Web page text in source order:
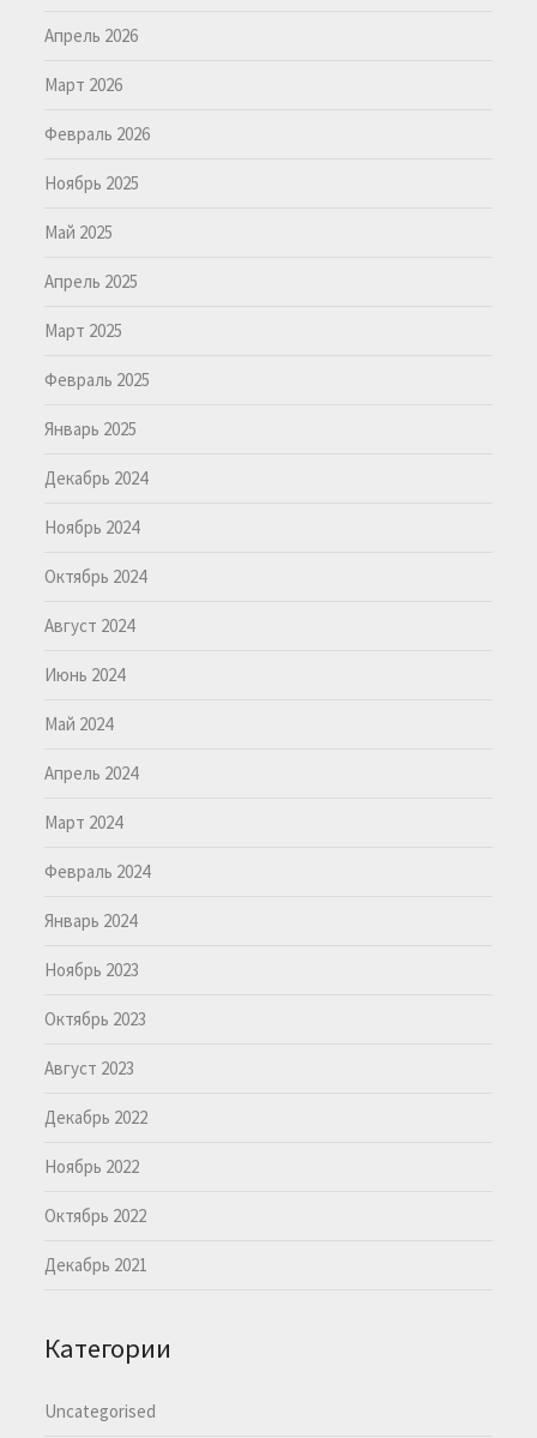
Апрель 2026
Март 2026
Февраль 2026
Ноябрь 2025
Май 2025
Апрель 2025
Март 2025
Февраль 2025
Январь 2025
Декабрь 2024
Ноябрь 2024
Октябрь 2024
Август 2024
Июнь 2024
Май 2024
Апрель 2024
Март 2024
Февраль 2024
Январь 2024
Ноябрь 2023
Октябрь 2023
Август 2023
Декабрь 2022
Ноябрь 2022
Октябрь 2022
Декабрь 2021
Категории
Uncategorised